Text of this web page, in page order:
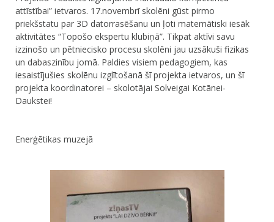
attīstībai” ietvaros. 17.novembrī skolēni gūst pirmo
priekšstatu par 3D datorrasēšanu un ļoti matemātiski iesāk
aktivitātes “Topošo ekspertu klubiņā”. Tikpat aktīvi savu
izzinošo un pētniecisko procesu skolēni jau uzsākuši fizikas
un dabaszinību jomā. Paldies visiem pedagogiem, kas
iesaistījušies skolēnu izglītošanā šī projekta ietvaros, un šī
projekta koordinatorei – skolotājai Solveigai Kotānei-
Daukstei!
Enerģētikas muzejā